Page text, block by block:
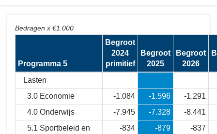
Financieel
overzicht
programma
Bedragen x €1.000
Programma 5
Begroot
2024
primitief
Begroot
2025
Begroot
2026
Lasten
3.0 Economie
-1.084 -1.596
-1.291
4.0 Onderwijs
-7.945 -7.328
-8.441
5.1 Sportbeleid en
-834 -879 -837